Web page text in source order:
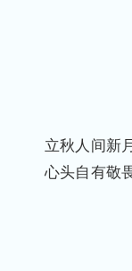
立秋人间新
心头自有敬